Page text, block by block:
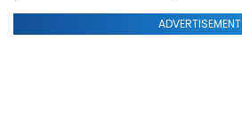
ADVERTISEMENT